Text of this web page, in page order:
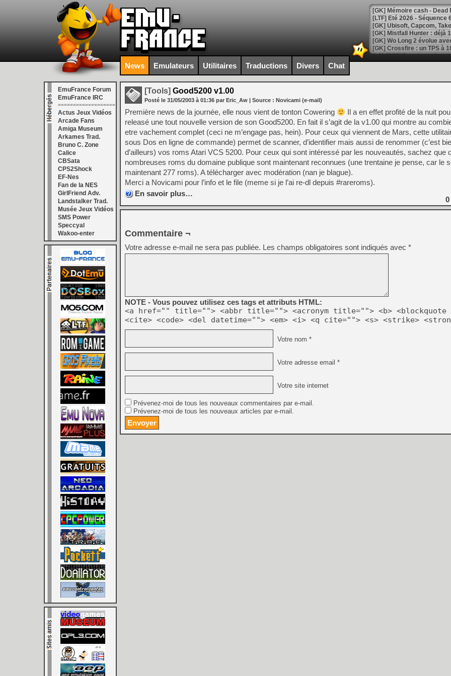
[LTF] Eté 2026 - Séquence
[GK] Mistfall Hunter : déjà
[GK] Wo Long 2 évolue
[GK] Crossfire : un TPS à
[LS] [PS5] Premiers
[Mo5] DOOM arrive en
[GK] Bethesda fête les 30
[GK] Roblox : l'action en
[GK] Agenda - GeForce
[GK] Devolver Digital en a
[LS] [PS5] ps5-y2jb-
[GK] Pourquoi Marvel
[GK] Test : Restory : Chill
[GK] GTA 6 : Rockstar
[GK] Hot Wheels Infinite
[GK] Mémoire cash -
[GK] Résultats Nintendo :
[GK] Déjà des
[Mo5] Brickboy cherche à
[GK] Minecraft et ses «
[GK] Beast of
[GK] Ubisoft : fin de partie
[GK] Mémoire cash -
[GK] Dan Houser (GTA)
[GK] Comment EA Sports
[GK] Crimson Moon : un
[GK] Isle of Reveries : le
[GK] Moonlighter 2 : The
[GK] Capcom relance
[GK] Guillermo del Toro
News Emulateurs Utilitaires Traductions Divers Chat
EmuFrance Forum
EmuFrance IRC
===================
Actus Jeux Vidéos
Arcade Fans
Amiga Museum
Arkames Trad.
Bruno C. Zone
Calice
CBSata
CPS2Shock
EF-Nes
Fan de la NES
GirlFriend Adv.
Landstalker Trad.
Musée Jeux Vidéos
SMS Power
Speccyal
Wakoo-enter
[Tools] Good5200 v1.00
Posté le 31/05/2003 à 01:36 par Eric_Aw | Source : Novicami (e-mail)
Première news de la journée, elle nous vient de tonton Cowering
Il a en effet profité de la nuit
releasé une tout nouvelle version de son Good5200. En fait il s’agit de la v1.00 qui montre au
etre vachement complet (ceci ne m’engage pas, hein). Pour ceux qui viennent de Mars, cette
sous Dos en ligne de commande) permet de scanner, d’identifier mais aussi de renommer (c’est
d’ailleurs) vos roms Atari VCS 5200. Pour ceux qui sont intéressé par les nouveautés, sachez que
nombreuses roms du domaine publique sont maintenant reconnues (une trentaine je pense, car le
maintenant 277 roms). A télécharger avec modération (nan je blague).
Merci a Novicami pour l’info et le file (meme si je l’ai re-dl depuis #rareroms).
En savoir plus…
0
Commentaire ¬
Votre adresse e-mail ne sera pas publiée. Les champs obligatoires sont indiqués avec *
NOTE - Vous pouvez utilisez ces tags et attributs HTML:
<a href="" title=""> <abbr title=""> <acronym title=""> <b> <blockquote
<cite> <code> <del datetime=""> <em> <i> <q cite=""> <s> <strike>
Votre nom *
Votre adresse email *
Votre site internet
Prévenez-moi de tous les nouveaux commentaires par e-mail.
Prévenez-moi de tous les nouveaux articles par e-mail.